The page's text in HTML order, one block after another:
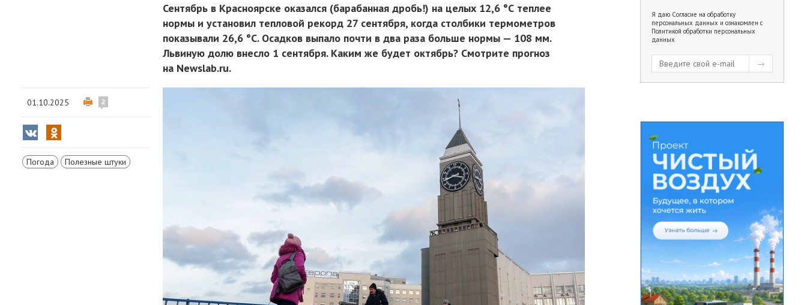
Сентябрь в Красноярске оказался (барабанная дробь!) на целых 12,6 °С теплее
нормы и установил тепловой рекорд 27 сентября, когда столбики термометров
показывали 26,6 °С. Осадков выпало почти в два раза больше нормы — 108 мм.
Львиную долю внесло 1 сентября. Каким же будет октябрь? Смотрите прогноз
на Newslab.ru.
01.10.2025 2
Погода Полезные штуки
Я даю Согласие на обработку
персональных данных и ознакомлен с
Политикой обработки персональных
данных